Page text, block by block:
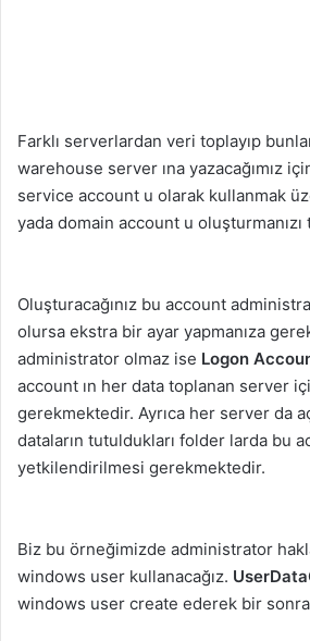
Farklı serverlardan veri toplayıp
warehouse server ına yazacağımız
service account u olarak kullanmak
yada domain account u
Oluşturacağınız bu account
olursa ekstra bir ayar yapmanıza
administrator olmaz ise Logon
account ın her data toplanan server
gerekmektedir. Ayrıca her server da
dataların tutuldukları folder larda bu
yetkilendirilmesi gerekmektedir.
Biz bu örneğimizde administrator
windows user kullanacağız.
windows user create ederek bir